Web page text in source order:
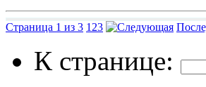
Страница 1 из 3 1 23
К странице: